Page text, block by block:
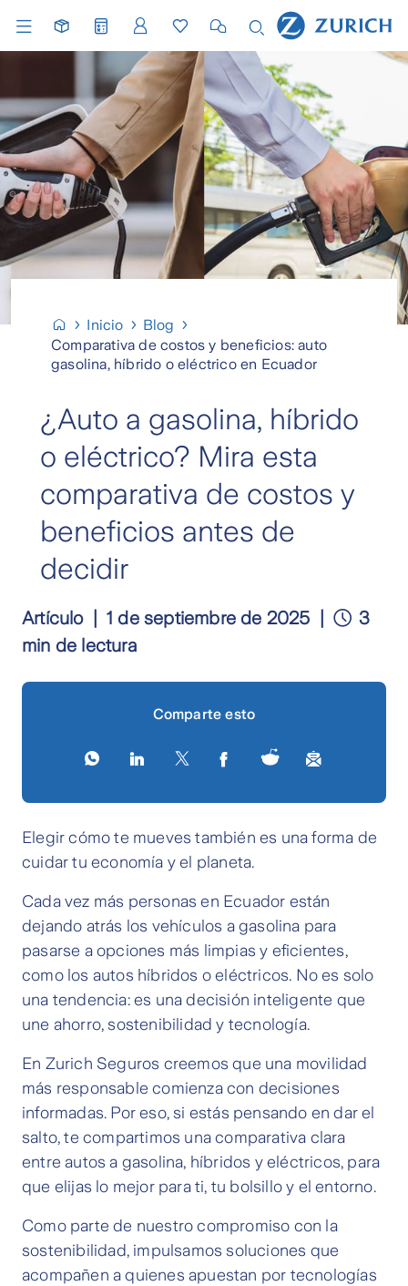
Inicio
Blog
Comparativa de costos y beneficios: auto
gasolina, híbrido o eléctrico en Ecuador
¿Auto a gasolina, híbrido
o eléctrico? Mira esta
comparativa de costos y
beneficios antes de
decidir
Artículo 1 de septiembre de 2025
3
min de lectura
Comparte esto
Elegir cómo te mueves también es una forma de
cuidar tu economía y el planeta.
Cada vez más personas en Ecuador están
dejando atrás los vehículos a gasolina para
pasarse a opciones más limpias y eficientes,
como los autos híbridos o eléctricos. No es solo
una tendencia: es una decisión inteligente que
une ahorro, sostenibilidad y tecnología.
En Zurich Seguros creemos que una movilidad
más responsable comienza con decisiones
informadas. Por eso, si estás pensando en dar el
salto, te compartimos una comparativa clara
entre autos a gasolina, híbridos y eléctricos, para
que elijas lo mejor para ti, tu bolsillo y el entorno.
Como parte de nuestro compromiso con la
sostenibilidad, impulsamos soluciones que
acompañen a quienes apuestan por tecnologías